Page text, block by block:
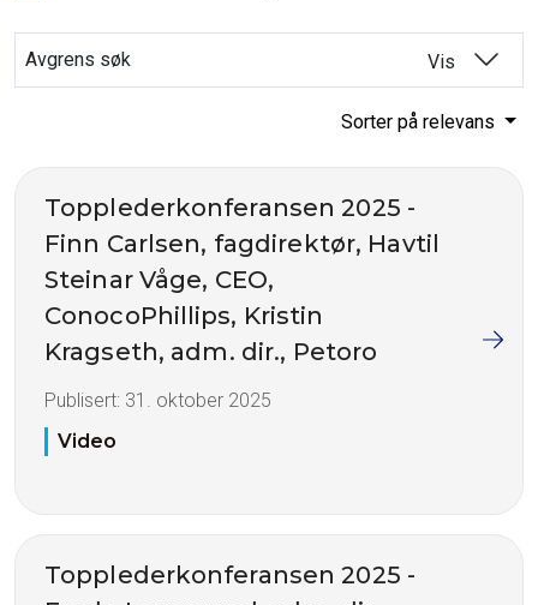
Avgrens søk Vis
Sorter på relevans
Topplederkonferansen 2025 -
Finn Carlsen, fagdirektør, Havtil
Steinar Våge, CEO,
ConocoPhillips, Kristin
Kragseth, adm. dir., Petoro
Publisert: 31. oktober 2025
Video
Topplederkonferansen 2025 -